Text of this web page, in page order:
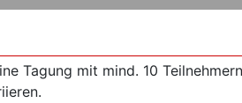
Tagung mit mind. 10